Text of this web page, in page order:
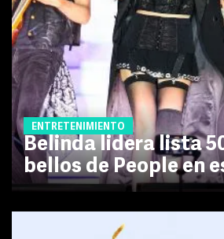
ENTRETENIMIENTO
Belinda lidera lista
bellos de People en